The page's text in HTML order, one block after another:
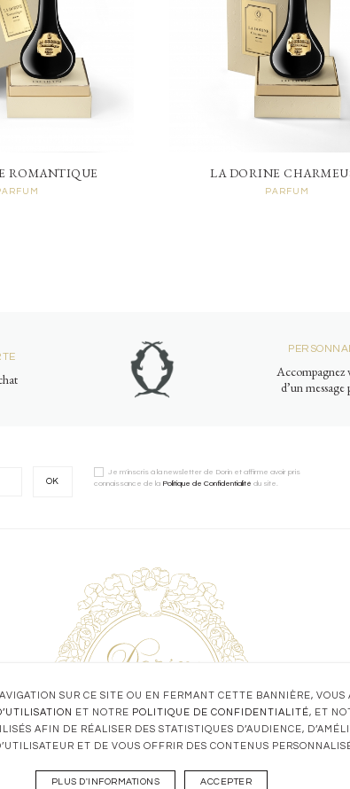
SUR CE SITE OU EN FERMANT CETTE BANNIÈRE, VOUS
ET NOTRE POLITIQUE DE CONFIDENTIALITÉ, ET
AFIN DE RÉALISER DES STATISTIQUES D’AUDIENCE,
ET DE VOUS OFFRIR DES CONTENUS
PLUS D'INFORMATIONS ACCEPTER
ROMANTIQUE LA DORINE
PARFUM
Accompagnez
d’un message
OK
Je m'inscris à la newsletter de Dorin et affirme avoir pris
connaissance de la Politique de Confidentialité du site.